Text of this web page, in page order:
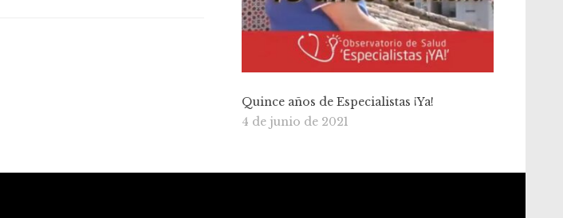
Quince años de Especialistas ¡Ya!
4 de junio de 2021